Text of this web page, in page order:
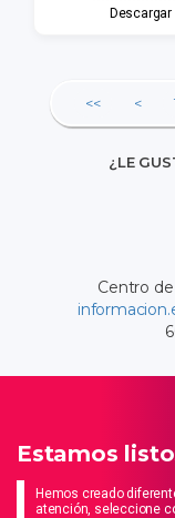
Descargar
<< <
¿LE
Centro
Estamos
Hemos creado
atención, seleccione